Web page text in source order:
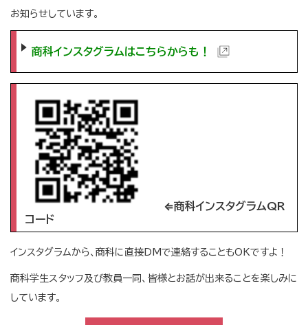
お知らせしています。
商科インスタグラムはこちらからも！
⇐商科インスタグラムQR
コード
インスタグラムから、商科に直接DMで連絡することもOKですよ！
商科学生スタッフ及び教員一同、皆様とお話が出来ることを楽しみに
しています。